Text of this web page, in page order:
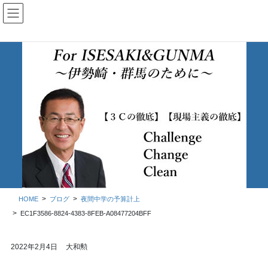
コ
ン
ン
ナ
ビ
ー
ブログ
HOME ブログ
夜間中学の予算計上
EC1F3586-8824-4383-8FEB-A08477204BFF
2022年2月4日 大和勲